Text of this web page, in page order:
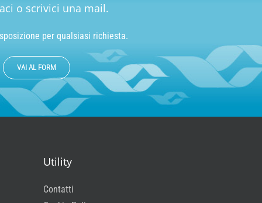
o scrivici una mail.
per qualsiasi richiesta.
VAI AL FORM
Utility
Contatti